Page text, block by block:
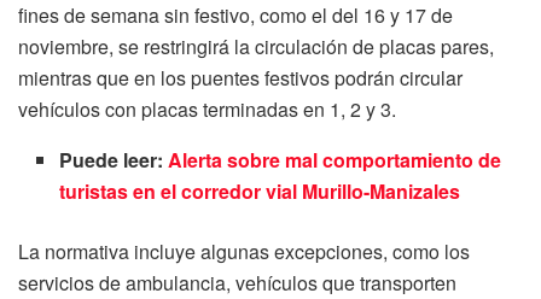
fines de semana sin festivo, como el del 16 y 17 de
noviembre, se restringirá la circulación de placas pares,
mientras que en los puentes festivos podrán circular
vehículos con placas terminadas en 1, 2 y 3.
Puede leer:Alerta sobre mal comportamiento de
turistas en el corredor vial Murillo-Manizales
La normativa incluye algunas excepciones, como los
servicios de ambulancia, vehículos que transporten